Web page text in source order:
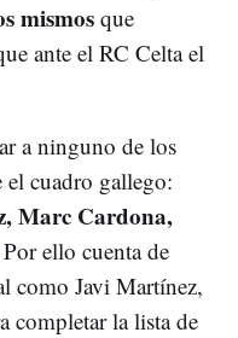
mismosque
ante el RC Celta el
a ninguno de los
el cuadro gallego:
Marc Cardona,
Por ello cuenta de
como Javi Martínez,
completar la lista de